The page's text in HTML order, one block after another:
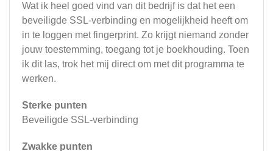
Wat ik heel goed vind van dit bedrijf is dat het een
beveiligde SSL-verbinding en mogelijkheid heeft om
in te loggen met fingerprint. Zo krijgt niemand zonder
jouw toestemming, toegang tot je boekhouding. Toen
ik dit las, trok het mij direct om met dit programma te
werken.
Sterke punten
Beveiligde SSL-verbinding
Zwakke punten